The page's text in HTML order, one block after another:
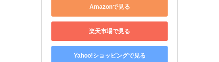
Amazonで見る
楽天市場で見る
Yahoo!ショッピングで見る